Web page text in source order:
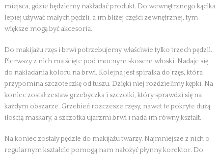
miejsca, gdzie będziemy nakładać produkt. Do wewnętrznego kącika
lepiej używać małych pędzli, a im bliżej części zewnętrznej, tym
większe mogą być akcesoria.
Do makijażu rzęs i brwi potrzebujemy właściwie tylko trzech pędzli.
Pierwszy z nich ma ścięte pod mocnym skosem włoski. Nadaje się
do nakładania koloru na brwi. Kolejna jest spiralka do rzęs, która
przypomina szczoteczkę od tuszu. Dzięki niej rozdzielimy kępki. Na
koniec został zestaw grzebyczka i szczotki, który sprawdzi się na
każdym obszarze. Grzebień rozczesze rzęsy, nawet te pokryte dużą
ilością maskary, a szczotka ujarzmi brwi i nada im równy kształt.
Na koniec zostały pędzle do makijażu twarzy. Najmniejsze z nich o
regularnym kształcie pomogą nam nałożyć płynny korektor. Do